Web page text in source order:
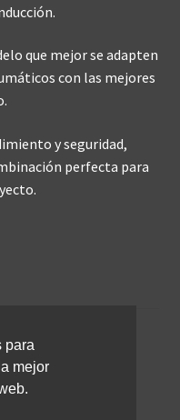
que mejor se adapten
con las mejores
y seguridad,
perfecta para
para
mejor